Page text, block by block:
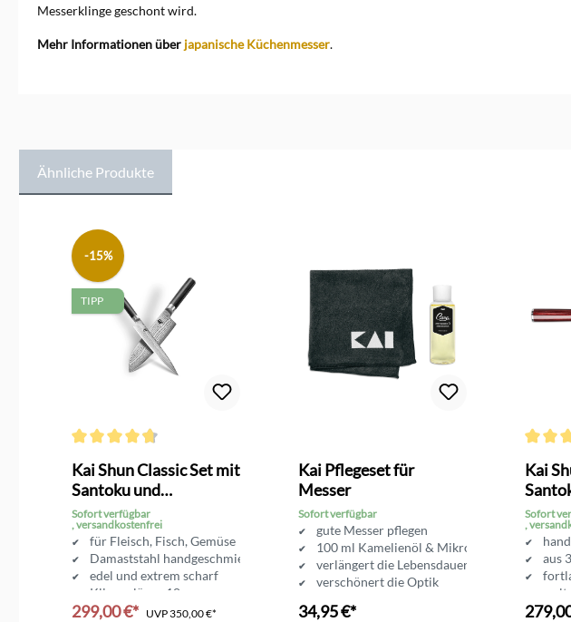
Messerklinge geschont wird.
Mehr Informationen über japanische Küchenmesser.
Ähnliche Produkte
-15%
TIPP
Kai Shun Classic Set mit
Santoku und
Allzweckmesser
Sofort verfügbar
, versandkostenfrei
für Fleisch, Fisch, Gemüse
Damaststahl handgeschmiedet
edel und extrem scharf
Klingenlänge 18 cm
299,00 €* UVP350,00 €*
Kai Pflegeset für
Messer
Sofort verfügbar
gute Messer pflegen
100 ml Kamelienöl & Mikrofasertuch
verlängert die Lebensdauer
verschönert die Optik
34,95 €*
Kai
Sofort
,
aus